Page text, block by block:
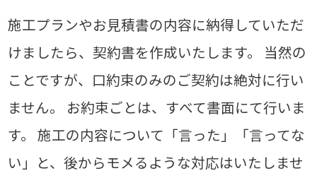
施工プランやお見積書の内容に納得していただ
けましたら、契約書を作成いたします。
当然の
ことですが、口約束のみのご契約は絶対に行い
ません。
お約束ごとは、すべて書面にて行いま
す。 施工の内容について「言った」「言ってな
い」と、後からモメるような対応はいたしませ